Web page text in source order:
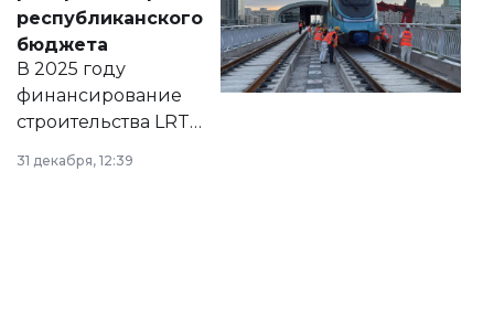
правовых актов и
на сайте маслихат
города.
республиканского
бюджета
В 2025 году
финансирование
строительства LRT
в Астане из
республиканского
31 декабря, 12:39